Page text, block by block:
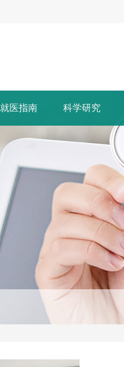
就医指南 科学研究